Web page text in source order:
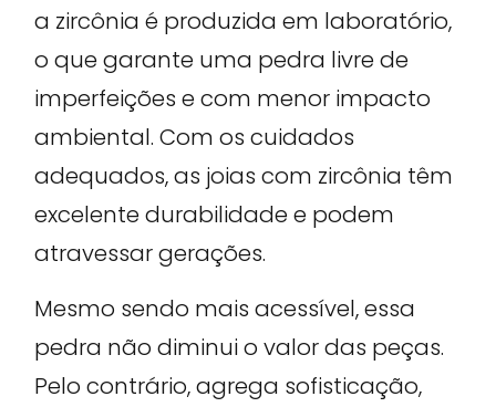
a zircônia é produzida em laboratório,
o que garante uma pedra livre de
imperfeições e com menor impacto
ambiental. Com os cuidados
adequados, as joias com zircônia têm
excelente durabilidade e podem
atravessar gerações.
Mesmo sendo mais acessível, essa
pedra não diminui o valor das peças.
Pelo contrário, agrega sofisticação,